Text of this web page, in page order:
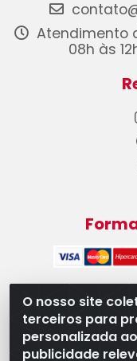
O nosso site
terceiros para
personalizada
publicidade
Atendimento
08h às
WB
08.528.393/
Oeste